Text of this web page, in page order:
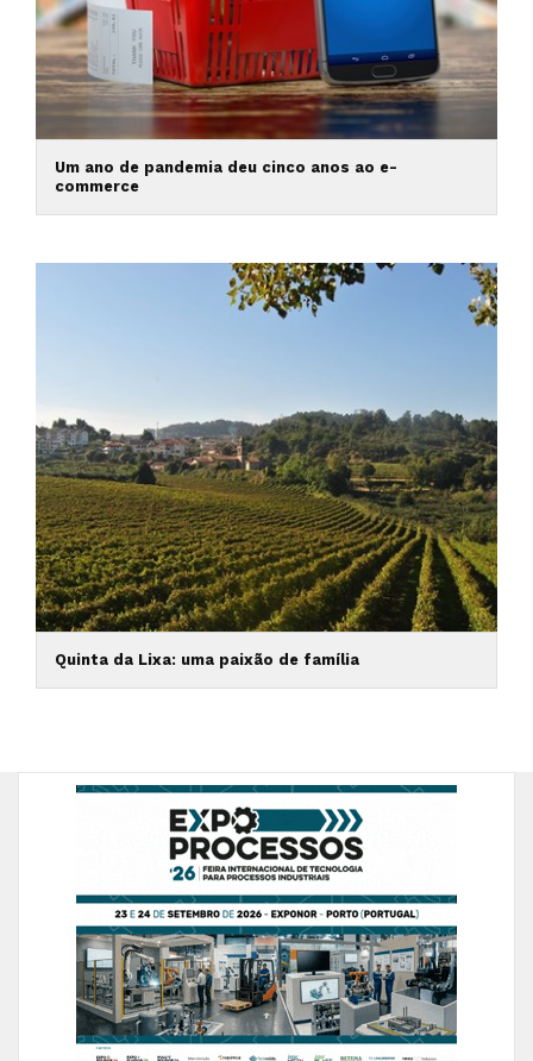
Um ano de pandemia deu cinco anos ao e-
commerce
Quinta da Lixa: uma paixão de família